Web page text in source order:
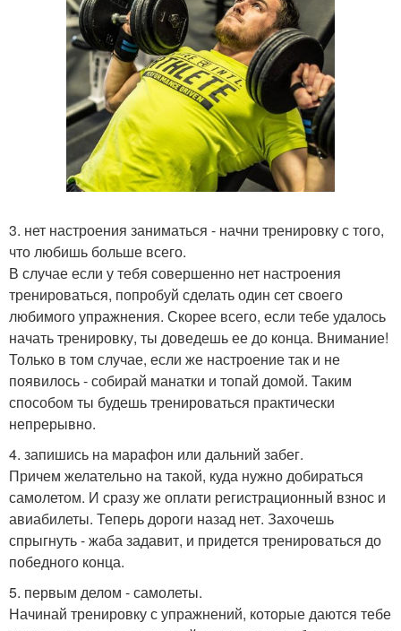
3. нет настроения заниматься - начни тренировку с того,
что любишь больше всего.
В случае если у тебя совершенно нет настроения
тренироваться, попробуй сделать один сет своего
любимого упражнения. Скорее всего, если тебе удалось
начать тренировку, ты доведешь ее до конца. Внимание!
Только в том случае, если же настроение так и не
появилось - собирай манатки и топай домой. Таким
способом ты будешь тренироваться практически
непрерывно.
4. запишись на марафон или дальний забег.
Причем желательно на такой, куда нужно добираться
самолетом. И сразу же оплати регистрационный взнос и
авиабилеты. Теперь дороги назад нет. Захочешь
спрыгнуть - жаба задавит, и придется тренироваться до
победного конца.
5. первым делом - самолеты.
Начинай тренировку с упражнений, которые даются тебе